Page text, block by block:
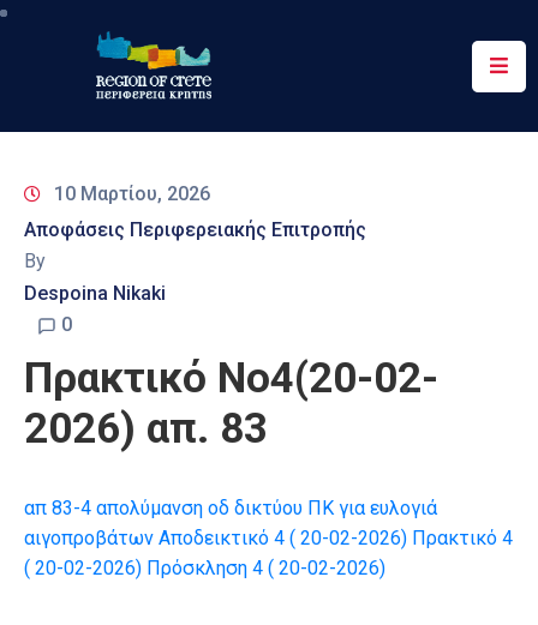
Περιφέρεια
&
Δράσεις
Ψηφιακές
Επικοινωνία
10 Μαρτίου, 2026
Αποφάσεις Περιφερειακής Επιτροπής
By
Despoina Nikaki
0
Πρακτικό Νο4(20-02-
2026) απ. 83
απ 83-4 απολύμανση οδ δικτύου ΠΚ για ευλογιά
αιγοπροβάτων Αποδεικτικό 4 ( 20-02-2026) Πρακτικό 4
( 20-02-2026) Πρόσκληση 4 ( 20-02-2026)